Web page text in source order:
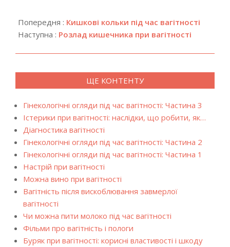
04-
15
Попередня : Кишкові кольки під час вагітності
Наступна : Розлад кишечника при вагітності
ЩЕ КОНТЕНТУ
Гінекологічні огляди під час вагітності: Частина 3
Істерики при вагітності: наслідки, що робити, як…
Діагностика вагітності
Гінекологічні огляди під час вагітності: Частина 2
Гінекологічні огляди під час вагітності: Частина 1
Настрій при вагітності
Можна вино при вагітності
Вагітність після вискоблювання завмерлої
вагітності
Чи можна пити молоко під час вагітності
Фільми про вагітність і пологи
Буряк при вагітності: корисні властивості і шкоду